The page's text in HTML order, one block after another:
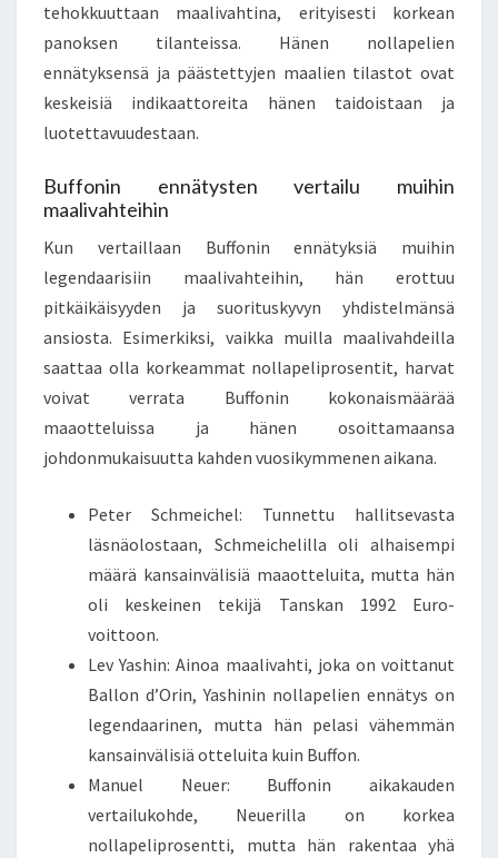
tehokkuuttaan maalivahtina, erityisesti korkean
panoksen tilanteissa. Hänen nollapelien
ennätyksensä ja päästettyjen maalien tilastot ovat
keskeisiä indikaattoreita hänen taidoistaan ja
luotettavuudestaan.
Buffonin ennätysten vertailu muihin
maalivahteihin
Kun vertaillaan Buffonin ennätyksiä muihin
legendaarisiin maalivahteihin, hän erottuu
pitkäikäisyyden ja suorituskyvyn yhdistelmänsä
ansiosta. Esimerkiksi, vaikka muilla maalivahdeilla
saattaa olla korkeammat nollapeliprosentit, harvat
voivat verrata Buffonin kokonaismäärää
maaotteluissa ja hänen osoittamaansa
johdonmukaisuutta kahden vuosikymmenen aikana.
Peter Schmeichel: Tunnettu hallitsevasta
läsnäolostaan, Schmeichelilla oli alhaisempi
määrä kansainvälisiä maaotteluita, mutta hän
oli keskeinen tekijä Tanskan 1992 Euro-
voittoon.
Lev Yashin: Ainoa maalivahti, joka on voittanut
Ballon d’Orin, Yashinin nollapelien ennätys on
legendaarinen, mutta hän pelasi vähemmän
kansainvälisiä otteluita kuin Buffon.
Manuel Neuer: Buffonin aikakauden
vertailukohde, Neuerilla on korkea
nollapeliprosentti, mutta hän rakentaa yhä